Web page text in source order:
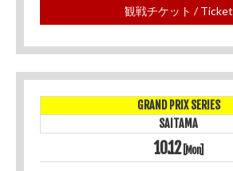
観戦チケット / Ticket
GRAND PRIX SERIES
SAITAMA
10.12[Mon]